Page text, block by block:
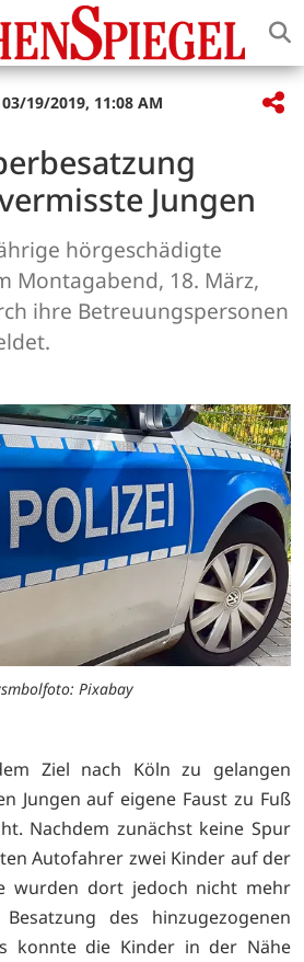
19/2019, 11:08 AM
Jungen
hörgeschädigte
Montagabend, 18. März,
ihre Betreuungspersonen
Pixabay
Ziel nach Köln zu gelangen
Jungen auf eigene Faust zu Fuß
Nachdem zunächst keine Spur
Autofahrer zwei Kinder auf der
wurden dort jedoch nicht mehr
des hinzugezogenen
konnte die Kinder in der Nähe